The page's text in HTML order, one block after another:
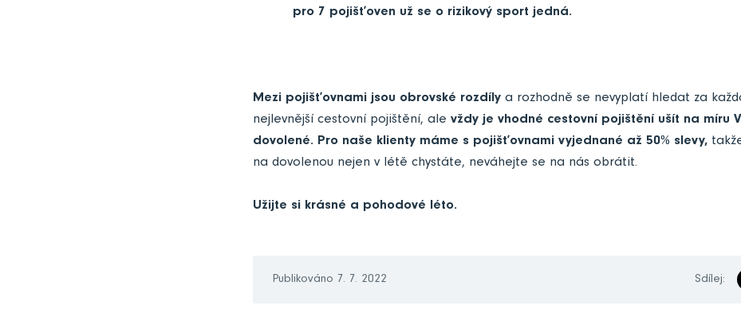
pro 7 pojišťoven už se o rizikový sport jedná.
Mezi pojišťovnami jsou obrovské rozdíly a rozhodně se nevyplatí hledat za
nejlevnější cestovní pojištění, ale vždy je vhodné cestovní pojištění ušít na míru
dovolené. Pro naše klienty máme s pojišťovnami vyjednané až 50% slevy,
na dovolenou nejen v létě chystáte, neváhejte se na nás obrátit.
Užijte si krásné a pohodové léto.
Publikováno 7. 7. 2022 Sdílej: